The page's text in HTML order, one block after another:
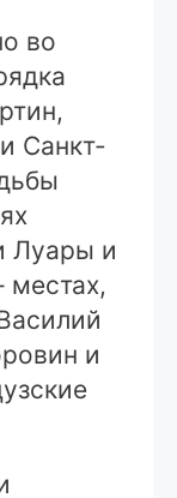
во
Санкт-
Луары и
и